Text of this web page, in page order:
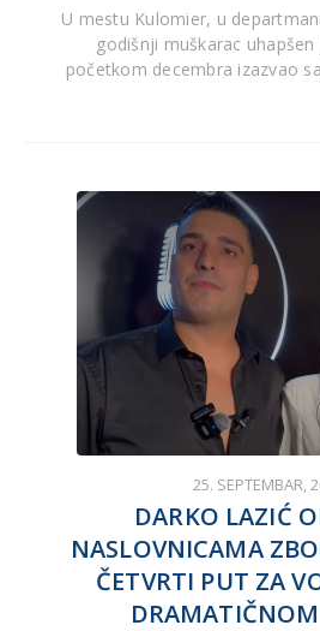
U mestu Kulomier, u
godišnji muškarac
početkom decembra izazvao
25. SEPTEMBAR,
DARKO LAZIĆ
NASLOVNICAMA
ČETVRTI PUT ZA